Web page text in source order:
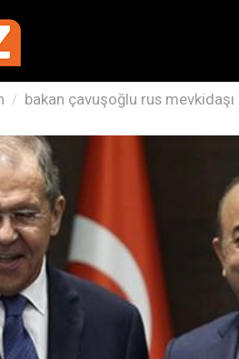
bakan çavuşoğlu rus